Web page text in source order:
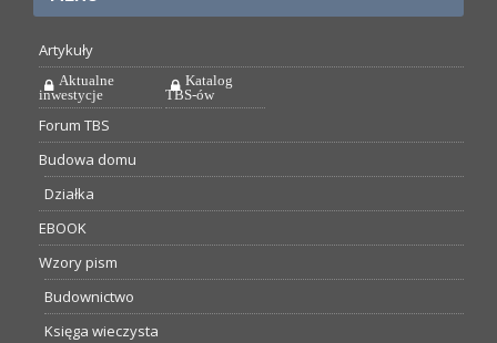
Artykuły
Aktualne
inwestycje
Katalog
TBS-ów
Forum TBS
Budowa domu
Działka
EBOOK
Wzory pism
Budownictwo
Księga wieczysta